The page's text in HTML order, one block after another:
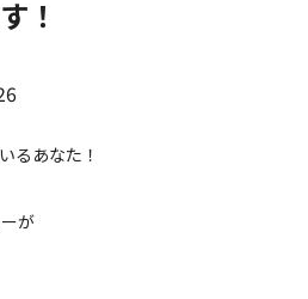
！
るあなた！
が